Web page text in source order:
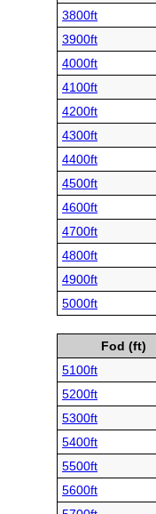
3800ft
3900ft
4000ft
4100ft
4200ft
4300ft
4400ft
4500ft
4600ft
4700ft
4800ft
4900ft
5000ft
Fod (ft)
5100ft
5200ft
5300ft
5400ft
5500ft
5600ft